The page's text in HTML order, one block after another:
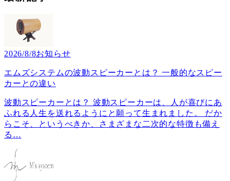
2026/8/8お知らせ
エムズシステムの波動スピーカーとは？ 一般的なスピー
カーとの違い
波動スピーカーとは？ 波動スピーカーは、人が喜びにあ
ふれる人生を送れるようにと願って生まれました。 だか
らこそ、というべきか、さまざまな二次的な特徴も備え
る …